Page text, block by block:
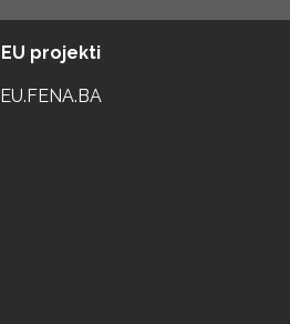
EU projekti
EU.FENA.BA